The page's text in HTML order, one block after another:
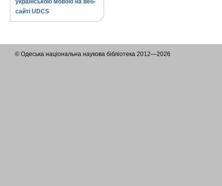
українською мовою на веб-
сайті UDCS
© Одеська національна наукова бібліотека 2012—2026